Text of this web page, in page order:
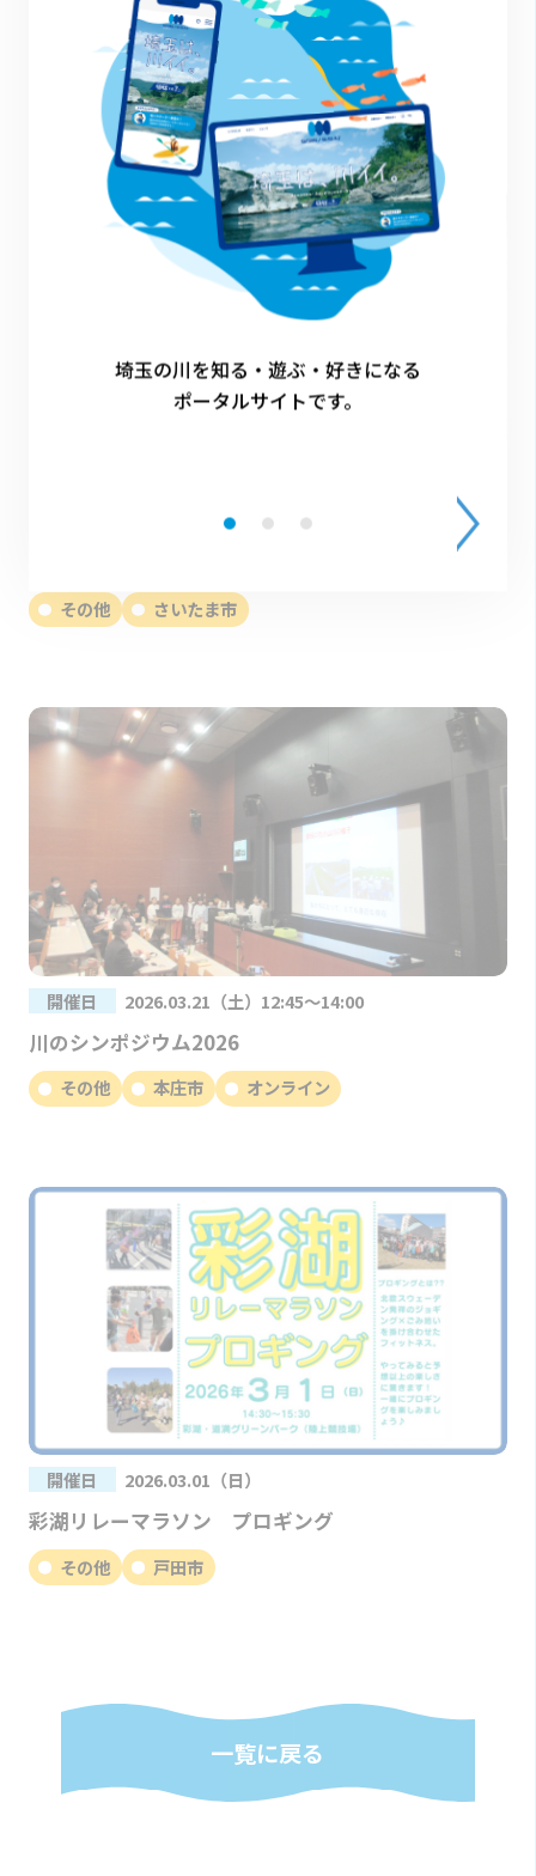
その他のイベント
その他 さいたま市
開催日 2026.03.21（土）12:45～14:00
川のシンポジウム2026
その他 本庄市 オンライン
開催日 2026.03.01（日）
彩湖リレーマラソン プロギング
その他 戸田市
一覧に戻る
埼玉の川を知る・遊ぶ・好きになる
ポータルサイトです。